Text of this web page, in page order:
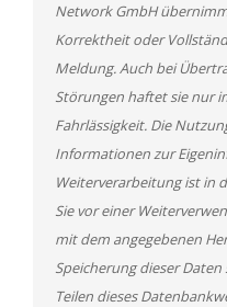
Network GmbH
Korrektheit oder
Meldung. Auch bei
Störungen haftet sie nur
Fahrlässigkeit. Die
Informationen zur
Weiterverarbeitung ist in
Sie vor einer
mit dem angegebenen
Speicherung dieser
Teilen dieses